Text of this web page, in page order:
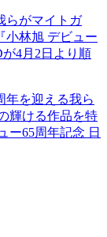
らがマイトガ
小林旭 デビュー
4月2日より順
年を迎える我ら
輝ける作品を特
ー65周年記念 日